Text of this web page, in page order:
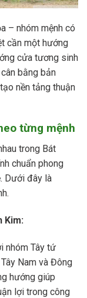
– nhóm mệnh có
cần một hướng
cửa tương sinh
bằng bản
nền tảng thuận
từng mệnh
trong Bát
chuẩn phong
Dưới đây là
Kim:
nhóm Tây tứ
Nam và Đông
hướng giúp
lợi trong công